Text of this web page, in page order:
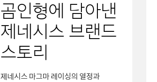
곰인형에 담아낸
제네시스 브랜드
스토리
제네시스 마그마 레이싱의 열정과